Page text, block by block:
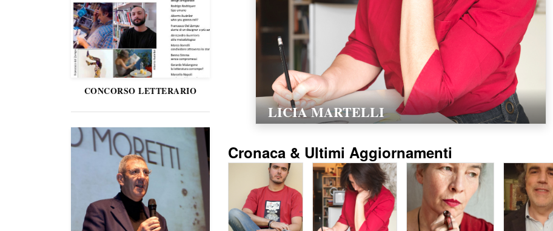
CONCORSO LETTERARIO
LORELLA POZZI
Cronaca & Ultimi Aggiornamenti